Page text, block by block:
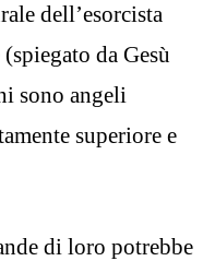
dell’esorcista
da Gesù
sono angeli
superiore e
di loro potrebbe